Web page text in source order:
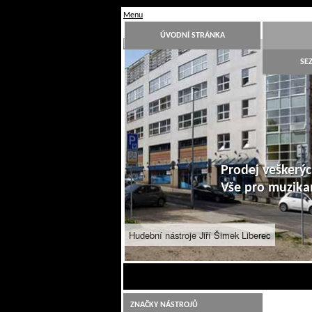
Menu
ÚVODNÍ STRÁNKA
Hudební nástroje Jiří Šimek Liberec
Prodej
Vše pro
ZNAČKY NÁSTROJŮ